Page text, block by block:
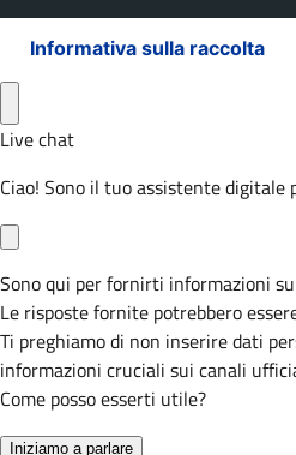
Informativa sulla raccolta